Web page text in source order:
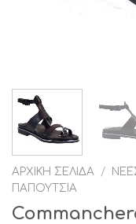
ΑΡΧΙΚΉ ΣΕΛΊΔΑ /
ΠΑΠΟΎΤΣΙΑ